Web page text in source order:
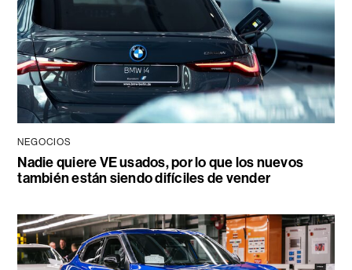
NEGOCIOS
Nadie quiere VE usados, por lo que los nuevos
también están siendo difíciles de vender